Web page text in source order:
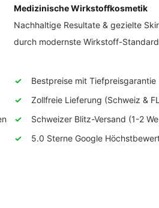
Medizinische Wirkstoffkosmetik
Nachhaltige Resultate & gezielte
durch modernste Wirkstoff-
✓ Bestpreise mit Tiefpreisgarantie
✓ Zollfreie Lieferung (Schweiz &
✓ Schweizer Blitz-Versand (1-2
✓ 5.0 Sterne Google